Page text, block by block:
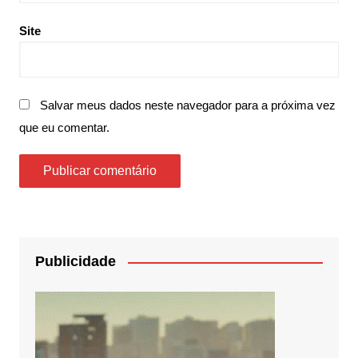
Site
Salvar meus dados neste navegador para a próxima vez
que eu comentar.
Publicidade